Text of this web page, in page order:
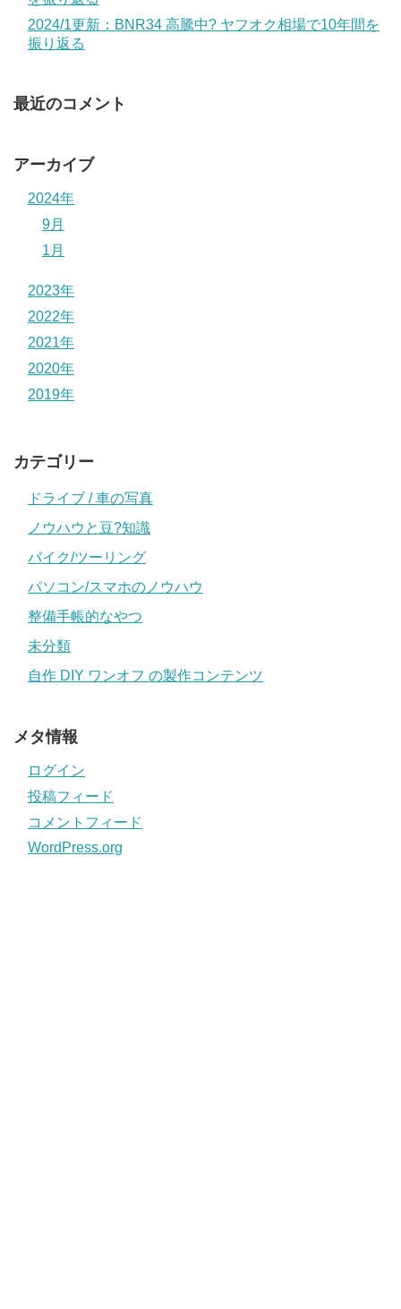
2024/1更新：BNR34 高騰中? ヤフオク相場で10年間を
振り返る
最近のコメント
アーカイブ
2024年
9月
1月
2023年
2022年
2021年
2020年
2019年
カテゴリー
ドライブ / 車の写真
ノウハウと豆?知識
バイク/ツーリング
パソコン/スマホのノウハウ
整備手帳的なやつ
未分類
自作 DIY ワンオフ の製作コンテンツ
メタ情報
ログイン
投稿フィード
コメントフィード
WordPress.org